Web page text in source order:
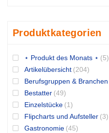
Produktkategorien
⋆ Produkt des Monats ⋆ (5)
Artikelübersicht (204)
Berufsgruppen & Branchen
Bestatter (49)
Einzelstücke (1)
Flipcharts und Aufsteller (3)
Gastronomie (45)